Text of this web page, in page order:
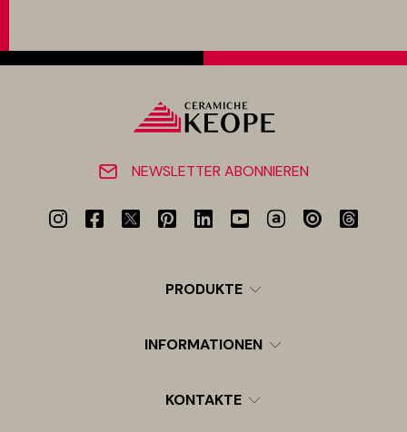
NEWSLETTER ABONNIEREN
PRODUKTE
INFORMATIONEN
KONTAKTE